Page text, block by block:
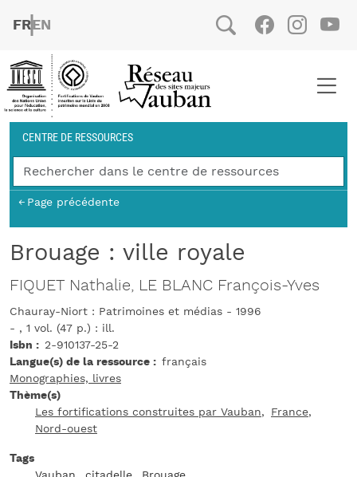
FRENCH
ENGLISH
Social
Fil d'Ariane
CENTRE DE RESSOURCES
Page précédente
Brouage : ville royale
FIQUET Nathalie, LE BLANC François-Yves
Chauray-Niort : Patrimoines et médias - 1996
- , 1 vol. (47 p.) : ill.
Isbn
2-910137-25-2
Langue(s) de la ressource
français
Monographies, livres
Thème(s)
Les fortifications construites par Vauban
France
Nord-ouest
Tags